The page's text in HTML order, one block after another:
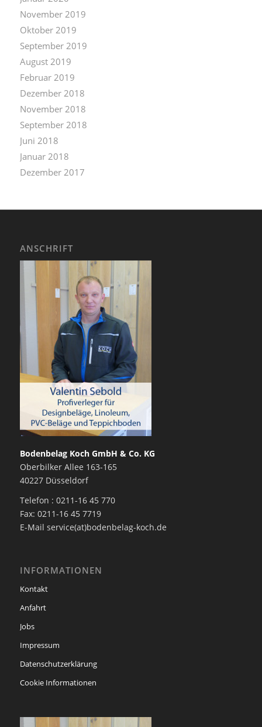
November 2019
Oktober 2019
September 2019
August 2019
Februar 2019
Dezember 2018
November 2018
September 2018
Juni 2018
Januar 2018
Dezember 2017
ANSCHRIFT
Bodenbelag Koch GmbH & Co. KG
Oberbilker Allee 163-165
40227 Düsseldorf
Telefon : 0211-16 45 770
Fax: 0211-16 45 7719
E-Mail service(at)bodenbelag-koch.de
INFORMATIONEN
Kontakt
Anfahrt
Jobs
Impressum
Datenschutzerklärung
Cookie Informationen